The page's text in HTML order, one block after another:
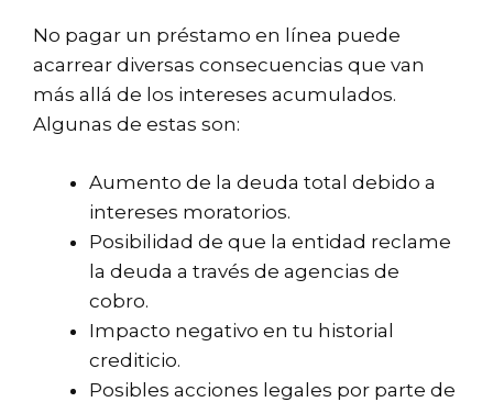
No pagar un préstamo en línea puede
acarrear diversas consecuencias que van
más allá de los intereses acumulados.
Algunas de estas son:
Aumento de la deuda total debido a
intereses moratorios.
Posibilidad de que la entidad reclame
la deuda a través de agencias de
cobro.
Impacto negativo en tu historial
crediticio.
Posibles acciones legales por parte de